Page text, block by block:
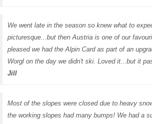
We went late in the season so knew what to
picturesque...but then Austria is one of our
pleased we had the Alpin Card as part of an
Worgl on the day we didn't ski. Loved it...but it
Jill
Most of the slopes were closed due to heavy
the working slopes had many bumps! We had a